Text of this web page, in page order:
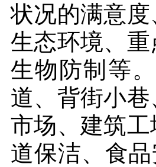
状况的满意
生态环境、
生物防制等
道、背街小
市场、建筑
道保洁、食